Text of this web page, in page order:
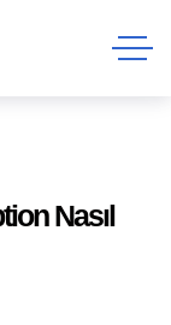
Nasıl